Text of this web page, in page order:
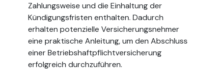
Zahlungsweise und die Einhaltung der
Kündigungsfristen enthalten. Dadurch
erhalten potenzielle Versicherungsnehmer
eine praktische Anleitung, um den Abschluss
einer Betriebshaftpflichtversicherung
erfolgreich durchzuführen.